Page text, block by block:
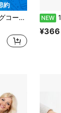
約
毛の猫と犬の両方の抜け毛取りに適しています。
NEW 1個
¥366